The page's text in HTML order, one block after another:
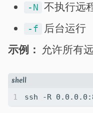
-N 不执行远
-f 后台运行
示例： 允许所有